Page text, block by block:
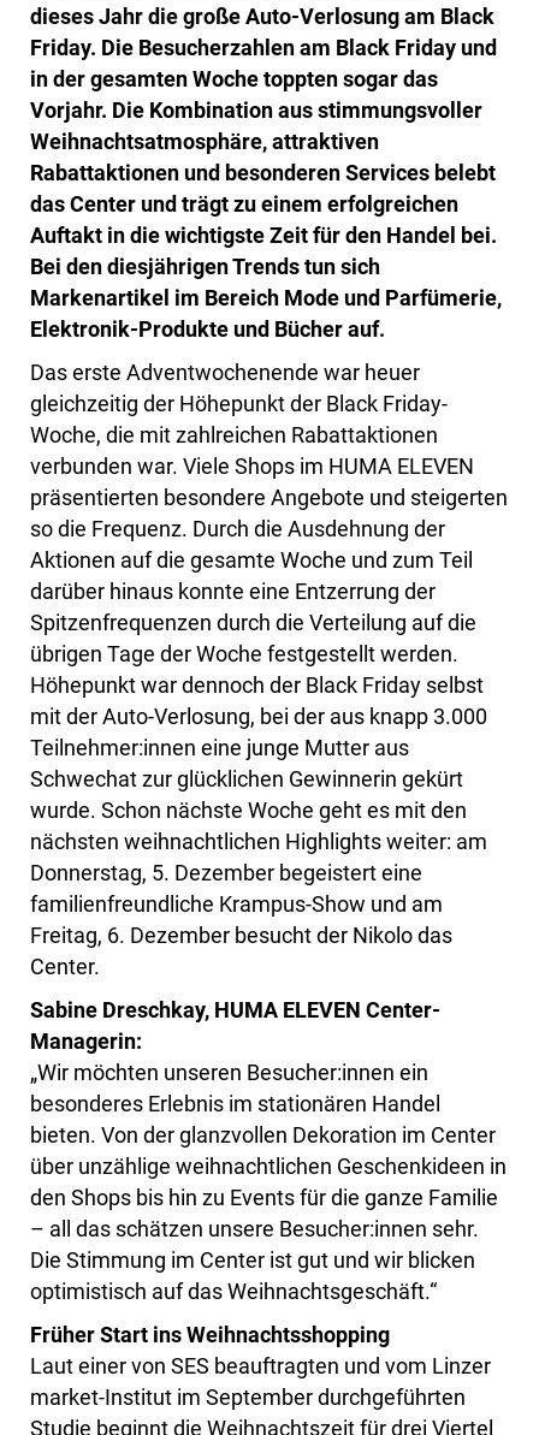
dieses Jahr die große Auto-Verlosung am Black
Friday. Die Besucherzahlen am Black Friday und
in der gesamten Woche toppten sogar das
Vorjahr. Die Kombination aus stimmungsvoller
Weihnachtsatmosphäre, attraktiven
Rabattaktionen und besonderen Services belebt
das Center und trägt zu einem erfolgreichen
Auftakt in die wichtigste Zeit für den Handel bei.
Bei den diesjährigen Trends tun sich
Markenartikel im Bereich Mode und Parfümerie,
Elektronik-Produkte und Bücher auf.
Das erste Adventwochenende war heuer
gleichzeitig der Höhepunkt der Black Friday-
Woche, die mit zahlreichen Rabattaktionen
verbunden war. Viele Shops im HUMA ELEVEN
präsentierten besondere Angebote und steigerten
so die Frequenz. Durch die Ausdehnung der
Aktionen auf die gesamte Woche und zum Teil
darüber hinaus konnte eine Entzerrung der
Spitzenfrequenzen durch die Verteilung auf die
übrigen Tage der Woche festgestellt werden.
Höhepunkt war dennoch der Black Friday selbst
mit der Auto-Verlosung, bei der aus knapp 3.000
Teilnehmer:innen eine junge Mutter aus
Schwechat zur glücklichen Gewinnerin gekürt
wurde. Schon nächste Woche geht es mit den
nächsten weihnachtlichen Highlights weiter: am
Donnerstag, 5. Dezember begeistert eine
familienfreundliche Krampus-Show und am
Freitag, 6. Dezember besucht der Nikolo das
Center.
Sabine Dreschkay, HUMA ELEVEN Center-
Managerin:
„Wir möchten unseren Besucher:innen ein
besonderes Erlebnis im stationären Handel
bieten. Von der glanzvollen Dekoration im Center
über unzählige weihnachtlichen Geschenkideen in
den Shops bis hin zu Events für die ganze Familie
– all das schätzen unsere Besucher:innen sehr.
Die Stimmung im Center ist gut und wir blicken
optimistisch auf das Weihnachtsgeschäft.“
Früher Start ins Weihnachtsshopping
Laut einer von SES beauftragten und vom Linzer
market-Institut im September durchgeführten
Studie beginnt die Weihnachtszeit für drei Viertel